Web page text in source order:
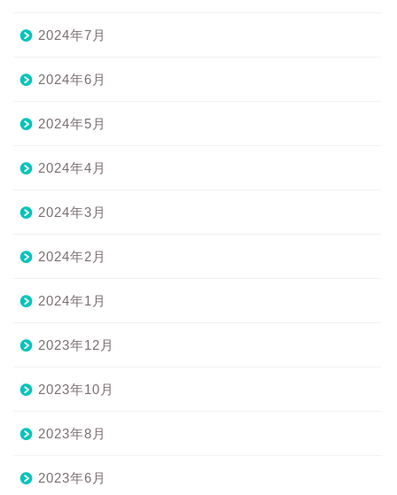
2024年7月
2024年6月
2024年5月
2024年4月
2024年3月
2024年2月
2024年1月
2023年12月
2023年10月
2023年8月
2023年6月